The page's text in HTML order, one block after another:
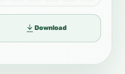
Download